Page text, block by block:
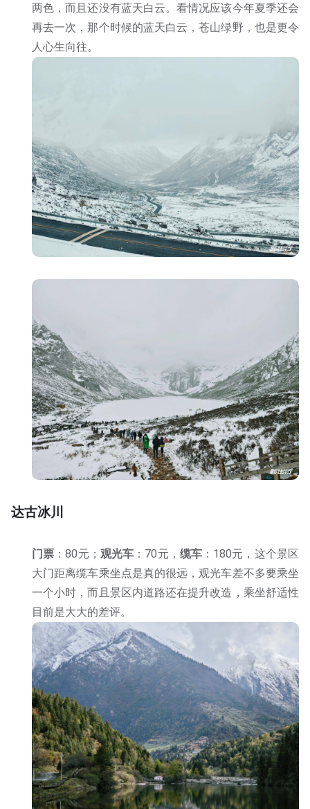
两色，而且还没有蓝天白云。看情况应该今年夏季还会
再去一次，那个时候的蓝天白云，苍山绿野，也是更令
人心生向往。
达古冰川
门票 ：80元； 观光车 ：70元， 缆车 ：180元，这个景区
大门距离缆车乘坐点是真的很远，观光车差不多要乘坐
一个小时，而且景区内道路还在提升改造，乘坐舒适性
目前是大大的差评。